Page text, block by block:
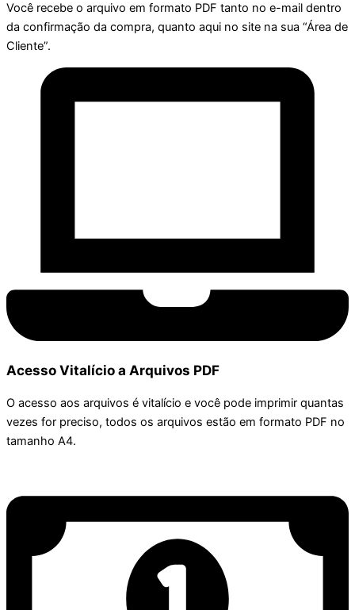
Você recebe o arquivo em formato PDF tanto no e-mail dentro
da confirmação da compra, quanto aqui no site na sua “Área de
Cliente”.
Acesso Vitalício a Arquivos PDF
O acesso aos arquivos é vitalício e você pode imprimir quantas
vezes for preciso, todos os arquivos estão em formato PDF no
tamanho A4.